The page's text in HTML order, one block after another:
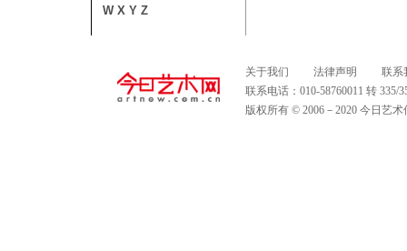
W X Y Z
关于我们 法律声明
联系
联系电话：010-58760011 转
版权所有 © 2006－2020 今日艺